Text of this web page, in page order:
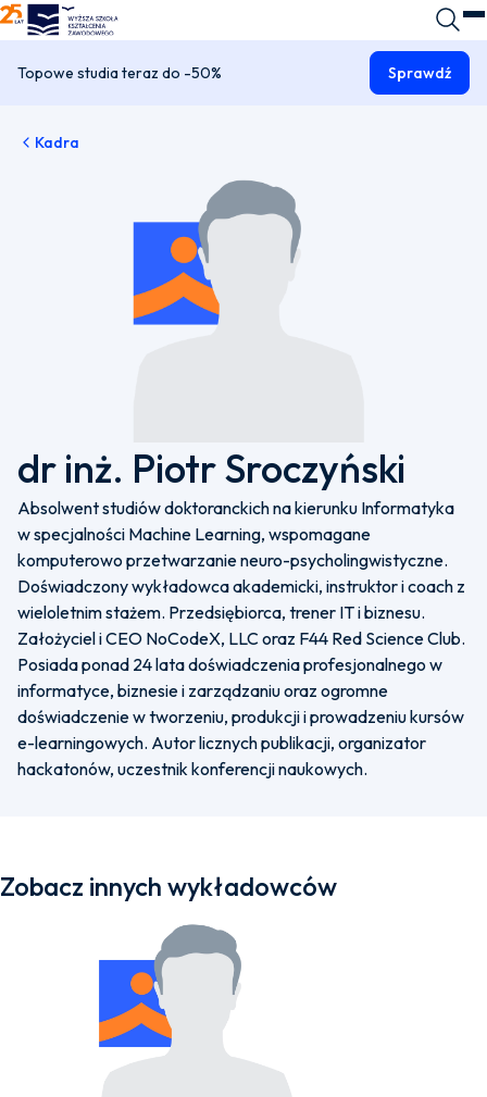
WSKZ - strona główna
Topowe studia teraz do -50% Sprawdź
Kadra
dr inż. Piotr Sroczyński
Absolwent studiów doktoranckich na kierunku Informatyka
w specjalności Machine Learning, wspomagane
komputerowo przetwarzanie neuro-psycholingwistyczne.
Doświadczony wykładowca akademicki, instruktor i coach z
wieloletnim stażem. Przedsiębiorca, trener IT i biznesu.
Założyciel i CEO NoCodeX, LLC oraz F44 Red Science Club.
Posiada ponad 24 lata doświadczenia profesjonalnego w
informatyce, biznesie i zarządzaniu oraz ogromne
doświadczenie w tworzeniu, produkcji i prowadzeniu kursów
e-learningowych. Autor licznych publikacji, organizator
hackatonów, uczestnik konferencji naukowych.
Zobacz innych wykładowców